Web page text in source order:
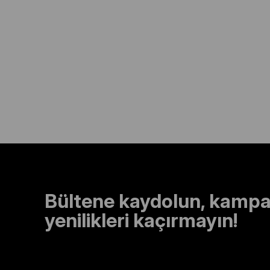
Bültene kaydolun,
yenilikleri kaçırmayın!